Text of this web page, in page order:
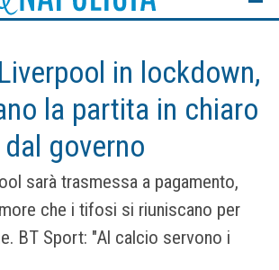
in lockdown,
la partita in chiaro
governo
sarà trasmessa a pagamento,
che i tifosi si riuniscano per
BT Sport: "Al calcio servono i